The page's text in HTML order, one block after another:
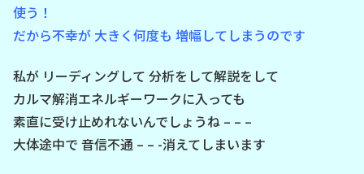
使う！
だから不幸が 大きく何度も 増幅してしまうのです
私が リーディングして 分析をして解説をして
カルマ解消エネルギーワークに入っても
素直に受け止めれないんでしょうね – – –
大体途中で 音信不通 – – -消えてしまいます